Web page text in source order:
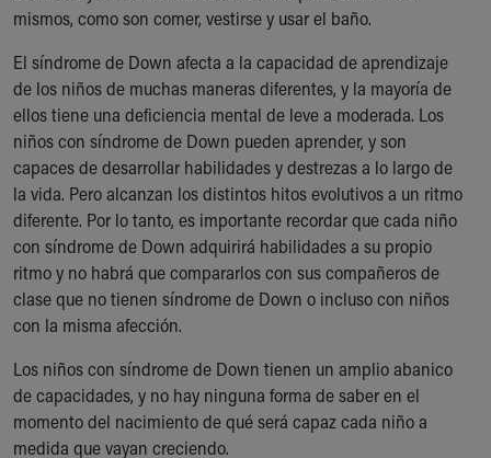
mismos, como son comer, vestirse y usar el baño.
El síndrome de Down afecta a la capacidad de aprendizaje
de los niños de muchas maneras diferentes, y la mayoría de
ellos tiene una deficiencia mental de leve a moderada. Los
niños con síndrome de Down pueden aprender, y son
capaces de desarrollar habilidades y destrezas a lo largo de
la vida. Pero alcanzan los distintos hitos evolutivos a un ritmo
diferente. Por lo tanto, es importante recordar que cada niño
con síndrome de Down adquirirá habilidades a su propio
ritmo y no habrá que compararlos con sus compañeros de
clase que no tienen síndrome de Down o incluso con niños
con la misma afección.
Los niños con síndrome de Down tienen un amplio abanico
de capacidades, y no hay ninguna forma de saber en el
momento del nacimiento de qué será capaz cada niño a
medida que vayan creciendo.